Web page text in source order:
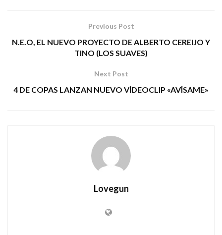
Previous Post
N.E.O, EL NUEVO PROYECTO DE ALBERTO CEREIJO Y
TINO (LOS SUAVES)
Next Post
4 DE COPAS LANZAN NUEVO VÍDEOCLIP «AVÍSAME»
Lovegun